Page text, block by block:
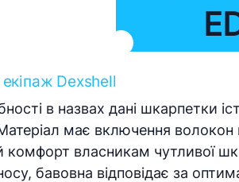
Dexshell
в назвах дані шкарпетки
має включення волокон
власникам чутливої
бавовна відповідає за